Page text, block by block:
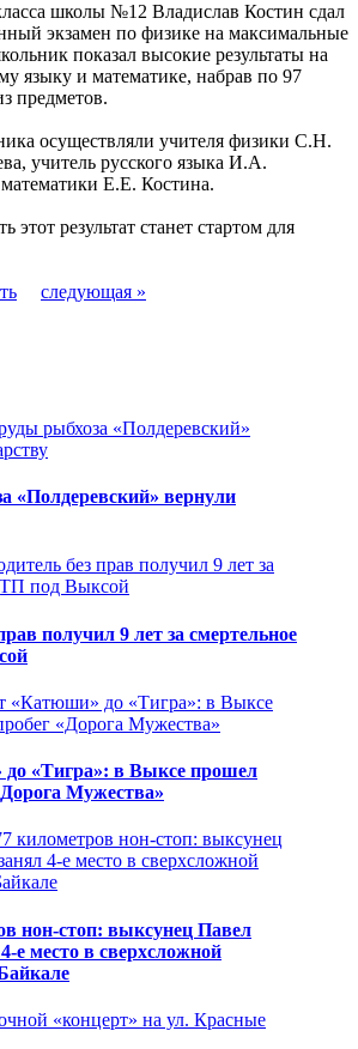
школы №12 Владислав Костин сдал
экзамен по физике на максимальные
показал высокие результаты на
языку и математике, набрав по 97
предметов.
осуществляли учителя физики С.Н.
учитель русского языка И.А.
Е.Е. Костина.
этот результат станет стартом для
следующая »
«Полдеревский» вернули
получил 9 лет за смертельное
«Тигра»: в Выксе прошел
Мужества»
нон-стоп: выксунец Павел
е место в сверхсложной